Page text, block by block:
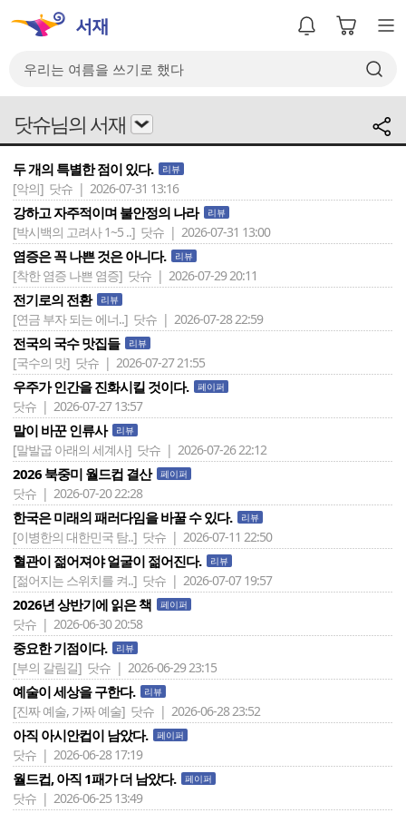
닷슈님의 서재
두 개의 특별한 점이 있다. 리뷰
[악의] 닷슈 | 2026-07-31 13:16
강하고 자주적이며 불안정의 나라 리뷰
[박시백의 고려사 1~5 ..] 닷슈 | 2026-07-31 13:00
염증은 꼭 나쁜 것은 아니다. 리뷰
[착한 염증 나쁜 염증] 닷슈 | 2026-07-29 20:11
전기로의 전환 리뷰
[연금 부자 되는 에너..] 닷슈 | 2026-07-28 22:59
전국의 국수 맛집들 리뷰
[국수의 맛] 닷슈 | 2026-07-27 21:55
우주가 인간을 진화시킬 것이다. 페이퍼
닷슈 | 2026-07-27 13:57
말이 바꾼 인류사 리뷰
[말발굽 아래의 세계사] 닷슈 | 2026-07-26 22:12
2026 북중미 월드컵 결산 페이퍼
닷슈 | 2026-07-20 22:28
한국은 미래의 패러다임을 바꿀 수 있다. 리뷰
[이병한의 대한민국 탐..] 닷슈 | 2026-07-11 22:50
혈관이 젊어져야 얼굴이 젊어진다. 리뷰
[젊어지는 스위치를 켜..] 닷슈 | 2026-07-07 19:57
2026년 상반기에 읽은 책 페이퍼
닷슈 | 2026-06-30 20:58
중요한 기점이다. 리뷰
[부의 갈림길] 닷슈 | 2026-06-29 23:15
예술이 세상을 구한다. 리뷰
[진짜 예술, 가짜 예술] 닷슈 | 2026-06-28 23:52
아직 아시안컵이 남았다. 페이퍼
닷슈 | 2026-06-28 17:19
월드컵, 아직 1패가 더 남았다. 페이퍼
닷슈 | 2026-06-25 13:49